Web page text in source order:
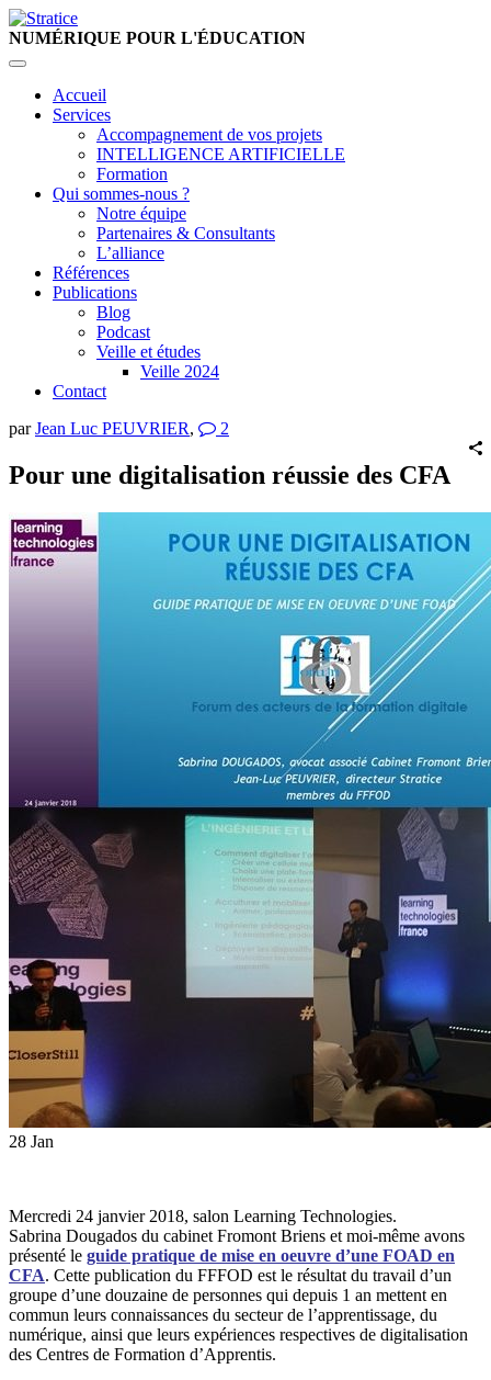
NUMÉRIQUE POUR L'ÉDUCATION
Accueil
Services
Accompagnement de vos projets
INTELLIGENCE ARTIFICIELLE
Formation
Qui sommes-nous ?
Notre équipe
Partenaires & Consultants
L’alliance
Références
Publications
Blog
Podcast
Veille et études
Veille 2024
Contact
parJean Luc PEUVRIER, 2
Pour une digitalisation réussie des CFA
28 Jan
Mercredi 24 janvier 2018, salon Learning Technologies.
Sabrina Dougados du cabinet Fromont Briens et moi-même avons
présenté le guide pratique de mise en oeuvre d’une FOAD en
CFA. Cette publication du FFFOD est le résultat du travail d’un
groupe d’une douzaine de personnes qui depuis 1 an mettent en
commun leurs connaissances du secteur de l’apprentissage, du
numérique, ainsi que leurs expériences respectives de digitalisation
des Centres de Formation d’Apprentis.